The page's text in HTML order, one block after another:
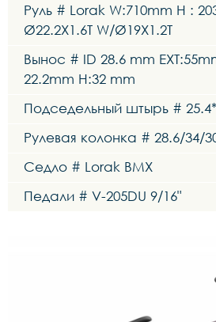
Руль # Lorak W:710mm H :
Ø22.2X1.6T W/Ø19X1.2T
Вынос # ID 28.6 mm
22.2mm H:32 mm
Подседельный штырь #
Рулевая колонка # 28.6/34/
Седло # Lorak BMX
Педали # V-205DU 9/16"